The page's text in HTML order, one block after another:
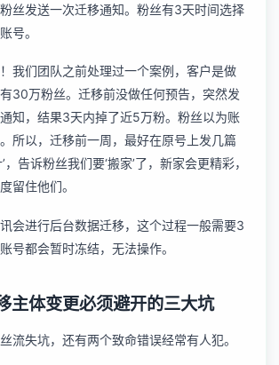
丝发送一次迁移通知。粉丝有3天时间选择
号。
我们团队之前处理过一个案例，客户是做
30万粉丝。迁移前没做任何预告，突然发
知，结果3天内掉了近5万粉。粉丝以为账
所以，迁移前一周，最好在原号上发几篇
，告诉粉丝我们要‘搬家’了，新家会更精彩，
留住他们。
会进行后台数据迁移，这个过程一般需要3
号都会暂时冻结，无法操作。
主体变更必须避开的三大坑
流失坑，还有两个致命错误经常有人犯。